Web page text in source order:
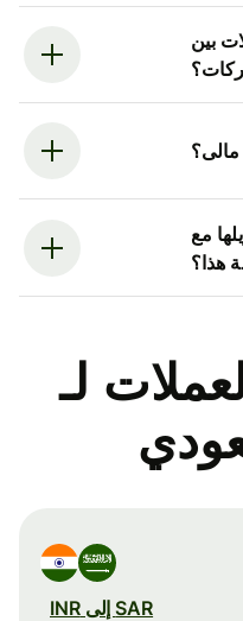
بين
مع
لـ
SAR إلى INR